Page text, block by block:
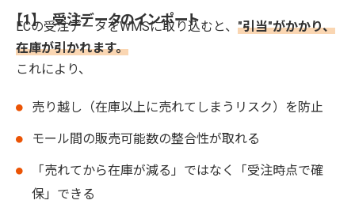
【1】 受注データのインポート
ECの受注データをWMSに取り込むと、 "引当"がかかり、
在庫が引かれます。
これにより、
売り越し（在庫以上に売れてしまうリスク）を防止
モール間の販売可能数の整合性が取れる
「売れてから在庫が減る」ではなく「受注時点で確
保」できる